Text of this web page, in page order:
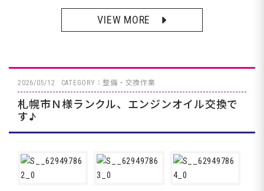
VIEW MORE
2026/05/12 CATEGORY：整備・交換作業
札幌市Ｎ様ランクル、エンジンオイル交換で
す♪